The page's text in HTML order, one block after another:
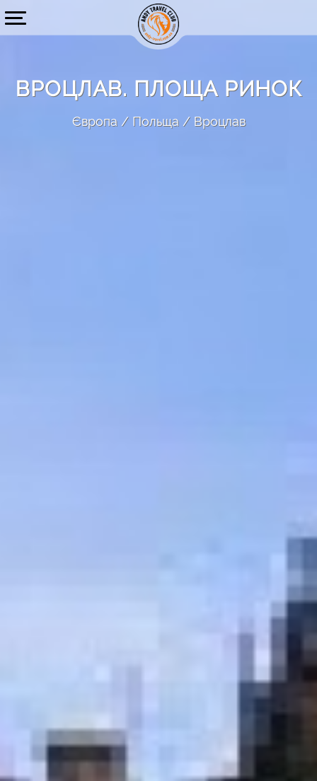
ВРОЦЛАВ. ПЛОЩА РИНОК
Європа Польща Вроцлав